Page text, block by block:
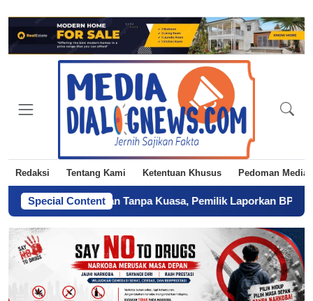
Redaksi Tentang Kami Ketentuan Khusus Pedoman Media
Special Content
Diserahkan Tanpa Kuasa, Pemilik Laporkan BPN Parepare